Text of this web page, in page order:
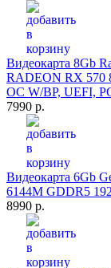
Видеокарта 8Gb
RADEON RX
OC W/BP, UEFI,
7990 р.
Видеокарта 6Gb
6144M GDDR5
8990 р.